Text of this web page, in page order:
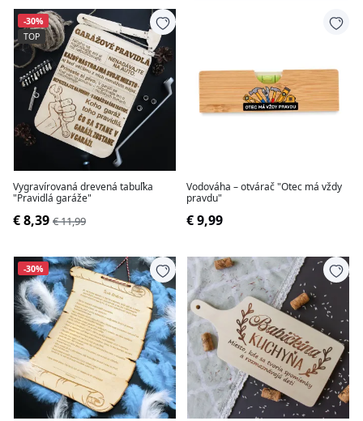
-30%
TOP
Vygravírovaná drevená tabuľka
"Pravidlá garáže"
€ 8,39 € 11,99
Vodováha – otvárač "Otec má vždy
pravdu"
€ 9,99
-30%